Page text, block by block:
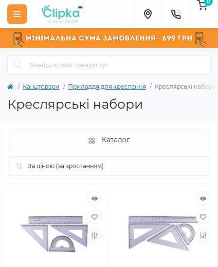
Канцтовари Приладдя для креслення Креслярські набори
Креслярські набори
Каталог